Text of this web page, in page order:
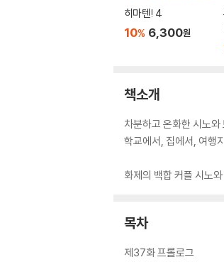
히마텐! 4
10% 6,300원
책소개
차분하고 온화한 시노
학교에서, 집에서, 여행
화제의 백합 커플 시노
목차
제37화 프롤로그